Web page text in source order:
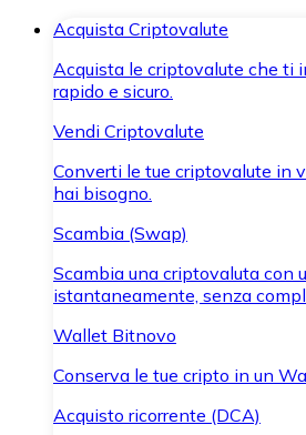
Acquista Criptovalute
Acquista le criptovalute che ti
rapido e sicuro.
Vendi Criptovalute
Converti le tue criptovalute in
hai bisogno.
Scambia (Swap)
Scambia una criptovaluta con
istantaneamente, senza
Wallet Bitnovo
Conserva le tue cripto in un
Acquisto ricorrente (DCA)